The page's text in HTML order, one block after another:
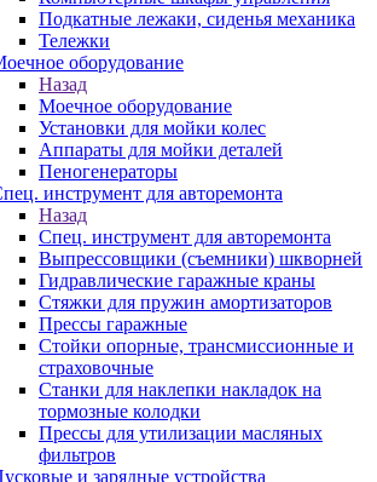
Подкатные лежаки, сиденья механика
Тележки
оборудование
Назад
Моечное оборудование
Установки для мойки колес
Аппараты для мойки деталей
Пеногенераторы
инструмент для авторемонта
Назад
Спец. инструмент для авторемонта
Выпрессовщики (съемники) шкворней
Гидравлические гаражные краны
Стяжки для пружин амортизаторов
Прессы гаражные
Стойки опорные, трансмиссионные и
страховочные
Станки для наклепки накладок на
тормозные колодки
Прессы для утилизации масляных
фильтров
и зарядные устройства